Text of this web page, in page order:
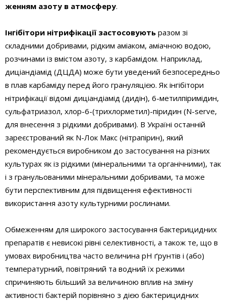
женням азоту в атмосферу.
Інгібітори нітрифікації застосовують разом зі
складними добривами, рідким аміаком, аміачною водою,
розчинами із вмістом азоту, з карбамідом. Наприклад,
диціандіамід (ДЦДА) може бути уведений безпосередньо
в плав карбаміду перед його грануляцією. Як інгібітори
нітрифікації відомі диціандіамід (дидін), 6-метилпіримідин,
сульфатриазол, хлор-6-(трихлорметил)-піридин (N-serve,
для внесення з рідкими добривами). В Україні останній
зареєстрований як N-Лок Maкс (нітрапірин), який
рекомендується виробником до застосування на різних
культурах як із рідкими (мінеральними та органічними), так
і з гранульованими мінеральними добривами, та може
бути перспективним для підвищення ефективності
використання азоту культурними рослинами.
Обмеженням для широкого застосування бактерицидних
препаратів є невисокі рівні селективності, а також те, що в
умовах виробництва часто величина рН ґрунтів і (або)
температурний, повітряний та водний їх режими
спричиняють більший за величиною вплив на зміну
активності бактерій порівняно з дією бактерицидних